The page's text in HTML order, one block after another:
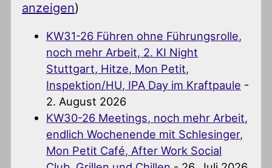
anzeigen)
KW31-26 Führen ohne Führungsrolle,
noch mehr Arbeit, 2. KI Night
Stuttgart, Hitze, Mon Petit,
Inspektion/HU, IPA Day im Kraftpaule -
2. August 2026
KW30-26 Meetings, noch mehr Arbeit,
endlich Wochenende mit Schlesinger,
Mon Petit Café, After Work Social